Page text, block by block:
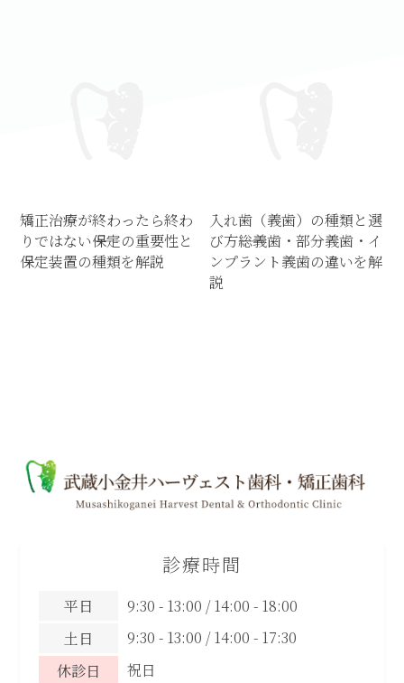
矯正治療が終わったら終わ
りではない――保定の重要性と
保定装置の種類を解説
入れ歯（義歯）の種類と選
び方――総義歯・部分義歯・イ
ンプラント義歯の違いを解
説
診療時間
平日
9:30 - 13:00 / 14:00 - 18:00
土日
9:30 - 13:00 / 14:00 - 17:30
休診日
祝日